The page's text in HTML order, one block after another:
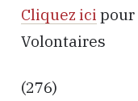
Cliquez ici pour
Volontaires
(276)